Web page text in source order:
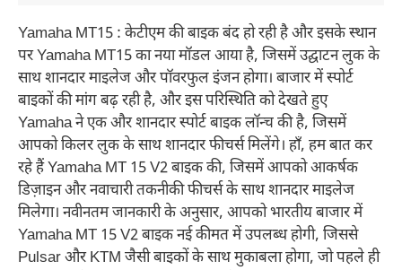
Yamaha MT15 : केटीएम की बाइक बंद हो रही है और इसके स्थान
पर Yamaha MT15 का नया मॉडल आया है, जिसमें उद्घाटन लुक के
साथ शानदार माइलेज और पॉवरफुल इंजन होगा। बाजार में स्पोर्ट
बाइकों की मांग बढ़ रही है, और इस परिस्थिति को देखते हुए
Yamaha ने एक और शानदार स्पोर्ट बाइक लॉन्च की है, जिसमें
आपको किलर लुक के साथ शानदार फीचर्स मिलेंगे। हाँ, हम बात कर
रहे हैं Yamaha MT 15 V2 बाइक की, जिसमें आपको आकर्षक
डिज़ाइन और नवाचारी तकनीकी फीचर्स के साथ शानदार माइलेज
मिलेगा। नवीनतम जानकारी के अनुसार, आपको भारतीय बाजार में
Yamaha MT 15 V2 बाइक नई कीमत में उपलब्ध होगी, जिससे
Pulsar और KTM जैसी बाइकों के साथ मुकाबला होगा, जो पहले ही